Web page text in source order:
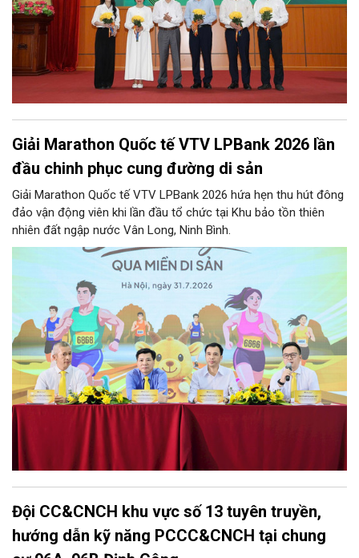
Giải Marathon Quốc tế VTV LPBank 2026 lần
đầu chinh phục cung đường di sản
Giải Marathon Quốc tế VTV LPBank 2026 hứa hẹn thu hút đông
đảo vận động viên khi lần đầu tổ chức tại Khu bảo tồn thiên
nhiên đất ngập nước Vân Long, Ninh Bình.
Đội CC&CNCH khu vực số 13 tuyên truyền,
hướng dẫn kỹ năng PCCC&CNCH tại chung